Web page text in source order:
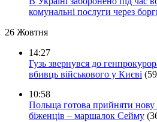
комунальні послуги через
26 Жовтня
14:27
Гузь звернувся до
вбивць військового у Києві
10:58
Польща готова прийняти нову
біженців – маршалок Сейму